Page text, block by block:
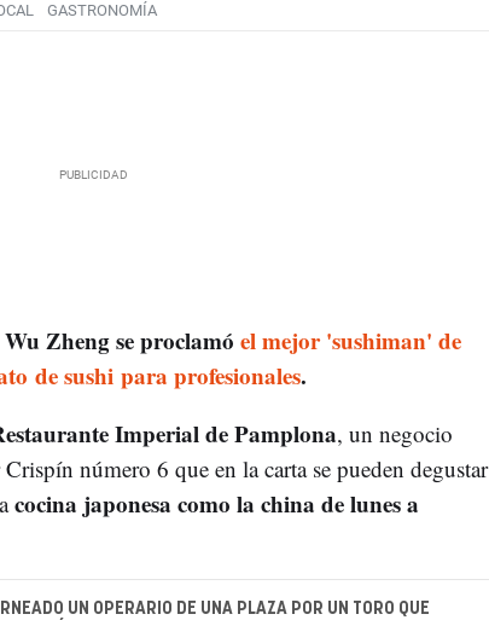
GASTRONOMÍA
Wu Zheng se proclamó el mejor 'sushiman' de
de sushi para profesionales.
Imperial de Pamplona, un negocio
número 6 que en la carta se pueden degustar
cocina japonesa como la china de lunes a
UN OPERARIO DE UNA PLAZA POR UN TORO QUE